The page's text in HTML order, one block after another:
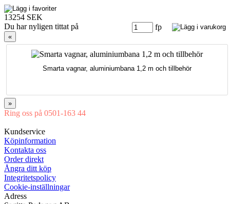
13254 SEK
fp
Du har nyligen tittat på
«
Smarta vagnar, aluminiumbana 1,2 m och tillbehör
»
Ring oss på 0501-163 44
Kundservice
Köpinformation
Kontakta oss
Order direkt
Ångra ditt köp
Integritetspolicy
Cookie-inställningar
Adress